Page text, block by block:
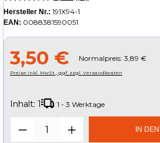
Hersteller Nr.: 191X94-1
EAN: 0088381590051
3,50 € Normalpreis: 3,89 €
Preise inkl. MwSt., ggf. zzgl. Versandkosten
Inhalt: 1 1 - 3 Werktage
Produkt Anzahl: Gib
IN